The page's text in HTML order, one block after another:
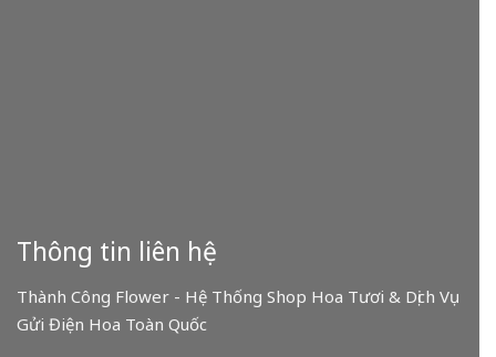
Thông tin liên hệ
Thành Công Flower - Hệ Thống Shop Hoa Tươi & Dịch Vụ
Gửi Điện Hoa Toàn Quốc